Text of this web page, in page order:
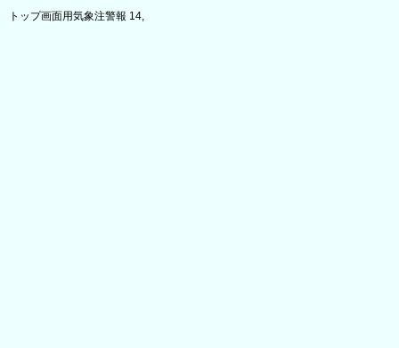
トップ画面用気象注警報 14,